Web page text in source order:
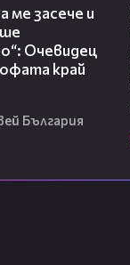
ме засече и
Очевидец
край
България